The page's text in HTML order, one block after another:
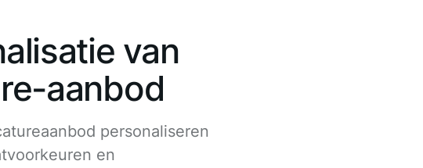
van
aanbod
personaliseren
en